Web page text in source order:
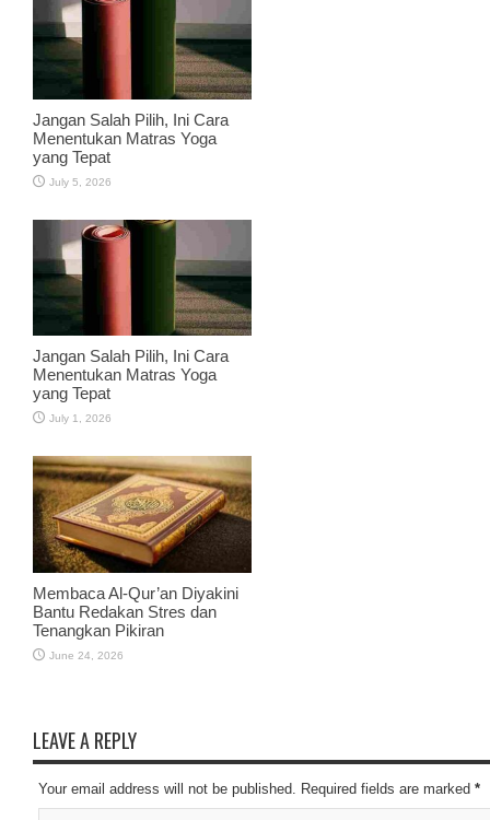
Jangan Salah Pilih, Ini Cara
Menentukan Matras Yoga
yang Tepat
July 5, 2026
Jangan Salah Pilih, Ini Cara
Menentukan Matras Yoga
yang Tepat
July 1, 2026
Membaca Al-Qur’an Diyakini
Bantu Redakan Stres dan
Tenangkan Pikiran
June 24, 2026
LEAVE A REPLY
Your email address will not be published. Required fields are marked *